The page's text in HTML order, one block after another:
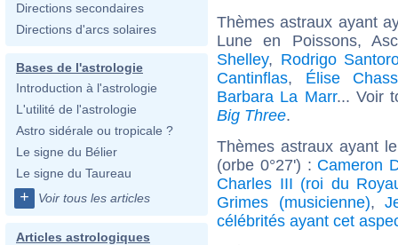
Directions secondaires
Directions d'arcs solaires
Bases de l'astrologie
Introduction à l'astrologie
L'utilité de l'astrologie
Astro sidérale ou tropicale ?
Le signe du Bélier
Le signe du Taureau
+ Voir tous les articles
Articles astrologiques
Thèmes astraux ayant
Lune en Poissons,
Shelley, Rodrigo
Cantinflas, Élise
Barbara La Marr... Voir
Big Three.
Thèmes astraux ayant
(orbe 0°27') : Cameron
Charles III (roi du
Grimes (musicienne),
célébrités ayant cet